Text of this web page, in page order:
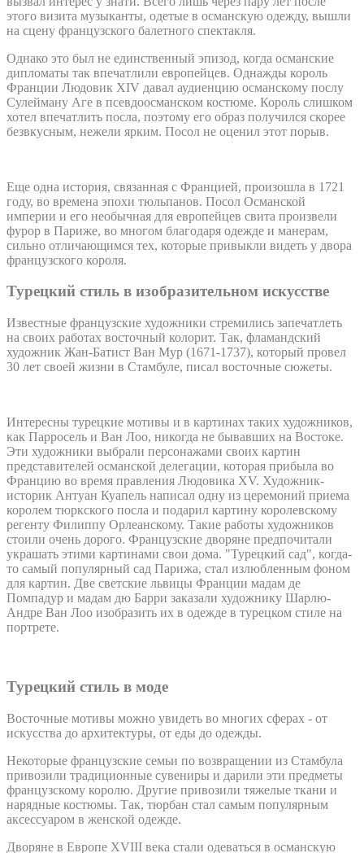
этого визита музыканты, одетые в османскую одежду, вышли
на сцену французского балетного спектакля.
Однако это был не единственный эпизод, когда османские
дипломаты так впечатлили европейцев. Однажды король
Франции Людовик XIV давал аудиенцию османскому послу
Сулейману Аге в псевдоосманском костюме. Король слишком
хотел впечатлить посла, поэтому его образ получился скорее
безвкусным, нежели ярким. Посол не оценил этот порыв.
Еще одна история, связанная с Францией, произошла в 1721
году, во времена эпохи тюльпанов. Посол Османской
империи и его необычная для европейцев свита произвели
фурор в Париже, во многом благодаря одежде и манерам,
сильно отличающимся тех, которые привыкли видеть у двора
французского короля.
Турецкий стиль в изобразительном искусстве
Известные французские художники стремились запечатлеть
на своих работах восточный колорит. Так, фламандский
художник Жан-Батист Ван Мур (1671-1737), который провел
30 лет своей жизни в Стамбуле, писал восточные сюжеты.
Интересны турецкие мотивы и в картинах таких художников,
как Парросель и Ван Лоо, никогда не бывавших на Востоке.
Эти художники выбрали персонажами своих картин
представителей османской делегации, которая прибыла во
Францию во время правления Людовика XV. Художник-
историк Антуан Куапель написал одну из церемоний приема
королем тюркского посла и подарил картину королевскому
регенту Филиппу Орлеанскому. Такие работы художников
стоили очень дорого. Французские дворяне предпочитали
украшать этими картинами свои дома. "Турецкий сад", когда-
то самый популярный сад Парижа, стал излюбленным фоном
для картин. Две светские львицы Франции мадам де
Помпадур и мадам дю Барри заказали художнику Шарлю-
Андре Ван Лоо изобразить их в одежде в турецком стиле на
портрете.
Турецкий стиль в моде
Восточные мотивы можно увидеть во многих сферах - от
искусства до архитектуры, от еды до одежды.
Некоторые французские семьи по возвращении из Стамбула
привозили традиционные сувениры и дарили эти предметы
французскому королю. Другие привозили тяжелые ткани и
нарядные костюмы. Так, тюрбан стал самым популярным
аксессуаром в женской одежде.
Дворяне в Европе XVIII века стали одеваться в османскую